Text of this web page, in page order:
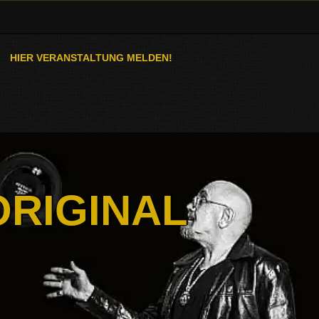
HIER VERANSTALTUNG MELDEN!